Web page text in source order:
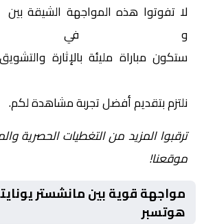
لا تفوتوا هذه المواجهة الشيقة بين
و
في
ستكون مباراة مليئة بالإثارة
نلتزم بتقديم أفضل تجربة مشاهدة لكم.
ترقبوا المزيد من التغطيات الحصرية
موقعنا!
مواجهة قوية بين مانشستر
هوتسبر